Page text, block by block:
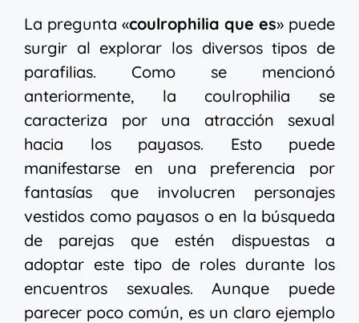
La pregunta «coulrophilia que es» puede
surgir al explorar los diversos tipos de
parafilias. Como se mencionó
anteriormente, la coulrophilia se
caracteriza por una atracción sexual
hacia los payasos. Esto puede
manifestarse en una preferencia por
fantasías que involucren personajes
vestidos como payasos o en la búsqueda
de parejas que estén dispuestas a
adoptar este tipo de roles durante los
encuentros sexuales. Aunque puede
parecer poco común, es un claro ejemplo